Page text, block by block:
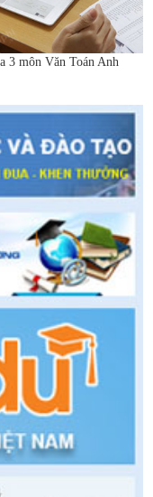
3 môn Văn Toán Anh